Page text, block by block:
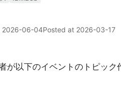
2026-06-04Posted at 2026-03-17
が以下のイベントのトピック